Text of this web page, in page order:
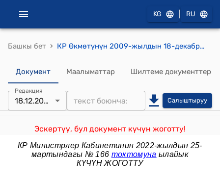
KG RU
Башкы бет › КР Өкмөтүнүн 2009-жылдын 18-декабрындагы № 784 "Антидемпинг жөнүндө" Кыргыз Республикасынын Мыйзамына өзгөртүүлөрдү киргизүү тууралуу" Кыргыз Республикасынын Мыйзам долбоору жөнүндө" токтому
Документ Маалыматтар Шилтеме документтер
Редакция
18.12.2009 Салыштыруу
Эскертүү, бул документ күчүн жоготту!